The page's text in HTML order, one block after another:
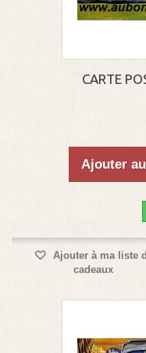
CARTE
Ajouter
Ajouter à ma liste
cadeaux